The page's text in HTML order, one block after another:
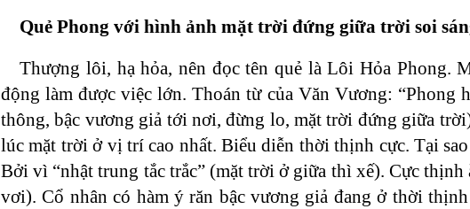
Quẻ Phong với hình ảnh mặt trời đứng giữa trời soi
Thượng lôi, hạ hỏa, nên đọc tên quẻ là Lôi Hỏa Phong.
động làm được việc lớn. Thoán từ của Văn Vương:
thông, bậc vương giả tới nơi, đừng lo, mặt trời đứng giữa
lúc mặt trời ở vị trí cao nhất. Biểu diễn thời thịnh cực. Tại
Bởi vì “nhật trung tắc trắc” (mặt trời ở giữa thì xế). Cực
vơi). Cổ nhân có hàm ý răn bậc vương giả đang ở thời